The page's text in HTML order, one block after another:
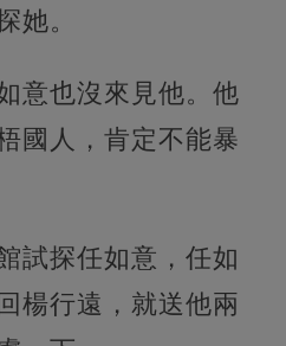
她。
意也沒來見他。他
國人，肯定不能暴
試探任如意，任如
楊行遠，就送他兩